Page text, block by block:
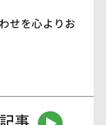
せを心よりお
事